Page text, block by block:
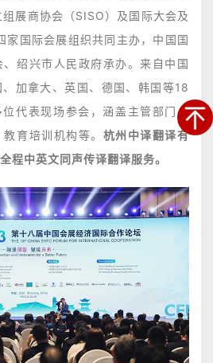
展商协会（SISO）及国际大会及
家国际会展组织共同主办，中国国
绍兴市人民政府承办。来自中国
加拿大、英国、德国、韩国等18
代表现场参会，涵盖主管部门、
育培训机构等。 杭州中译翻译有
程中英文同声传译翻译服务。